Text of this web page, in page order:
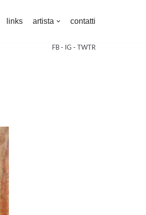
links artista contatti
FB- IG - TWTR